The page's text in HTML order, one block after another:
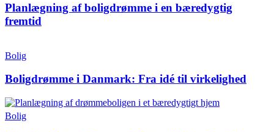
Planlægning af boligdrømme i en bæredygtig
fremtid
Bolig
Boligdrømme i Danmark: Fra idé til virkelighed
Bolig